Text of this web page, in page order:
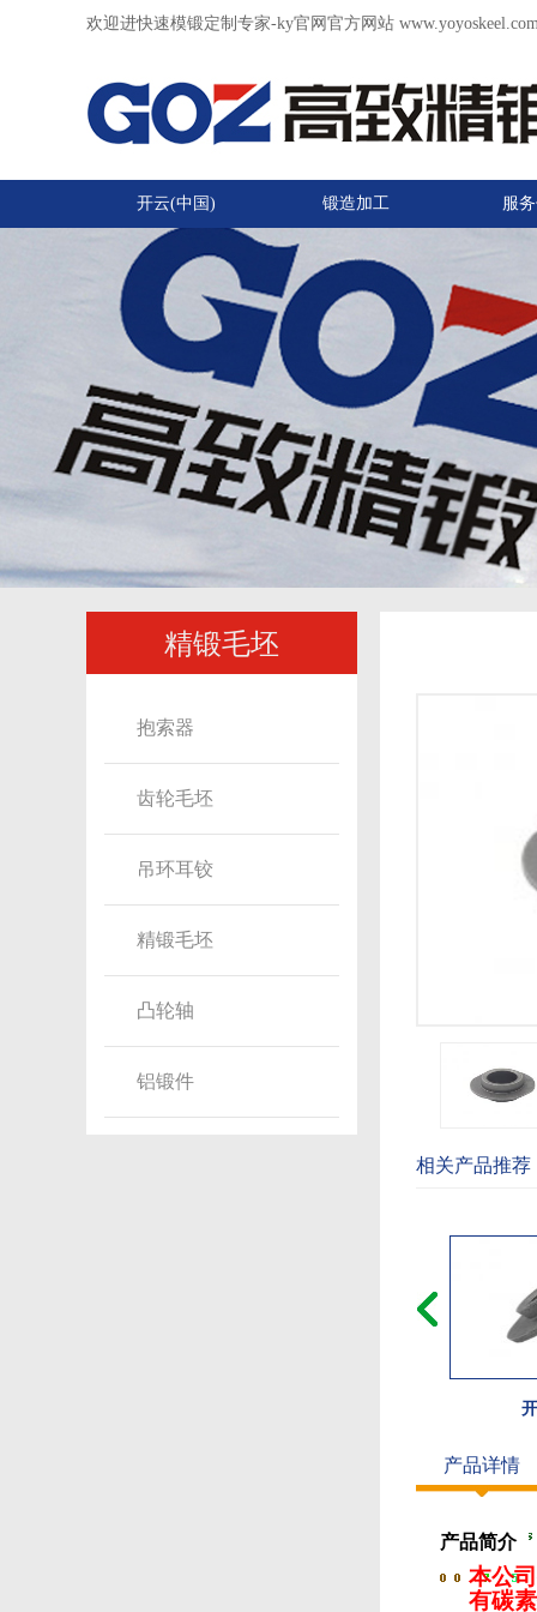
欢迎进快速模锻定制专家-ky官网官方网站
开云(中国) 锻造加工 服
精锻毛坯
抱索器
齿轮毛坯
吊环耳铰
精锻毛坯
凸轮轴
铝锻件
相关产品推荐
产品详情
产品简介
本公
有碳